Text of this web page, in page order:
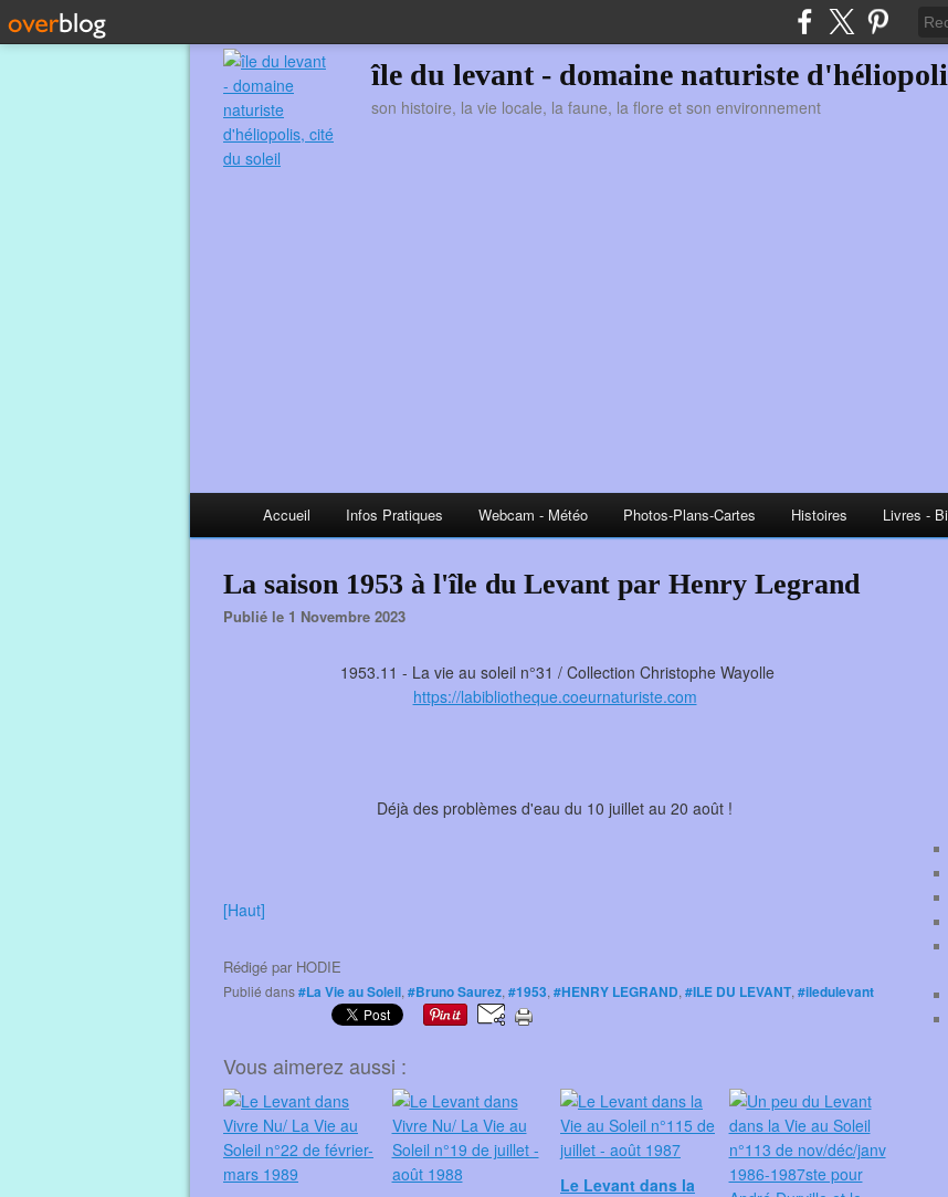
île du levant - domaine naturiste
son histoire, la vie locale, la faune, la flore et son environnement
Accueil Infos Pratiques Webcam - Météo Photos-Plans-Cartes Histoires Livres -
La saison 1953 à l'île du Levant par Henry Legrand
Publié le 1 Novembre 2023
1953.11 - La vie au soleil n°31 / Collection Christophe Wayolle
https://labibliotheque.coeurnaturiste.com
Déjà des problèmes d'eau du 10 juillet au 20 août !
[Haut]
Rédigé par HODIE
Publié dans#La Vie au Soleil, #Bruno Saurez, #1953, #HENRY LEGRAND, #ILE DU LEVANT, #iledulevant
Vous aimerez aussi :
Le Levant dans la